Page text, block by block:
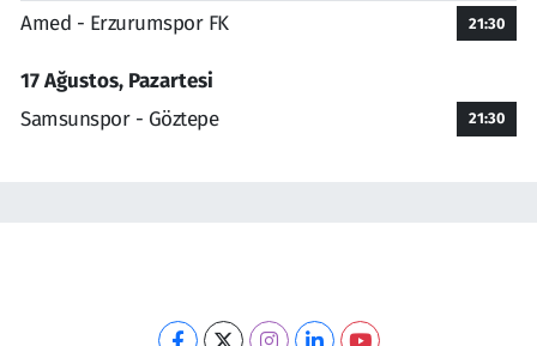
Amed - Erzurumspor FK 21:30
17 Ağustos, Pazartesi
Samsunspor - Göztepe
21:30